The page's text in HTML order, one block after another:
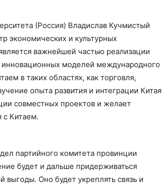
(Россия) Владислав Кучмистый
экономических и культурных
важнейшей частью реализации
инновационных моделей международного
в таких областях, как торговля,
опыта развития и интеграции Китая
совместных проектов и желает
с Китаем.
партийного комитета провинции
будет и дальше придерживаться
выгоды. Оно будет укреплять связь и